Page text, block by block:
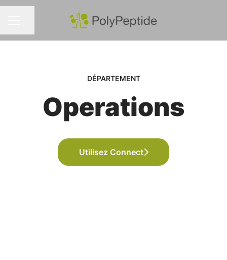
Partager la page
DÉPARTEMENT
Operations
Utilisez Connect